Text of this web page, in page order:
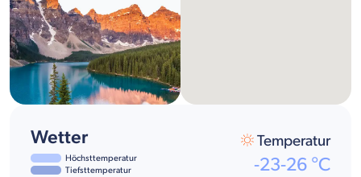
Wetter
Höchsttemperatur
Tiefsttemperatur
Temperatur
-23-26 °C